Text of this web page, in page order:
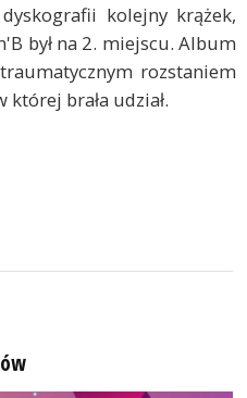
kolejny krążek,
był na 2. miejscu. Album
rozstaniem
brała udział.